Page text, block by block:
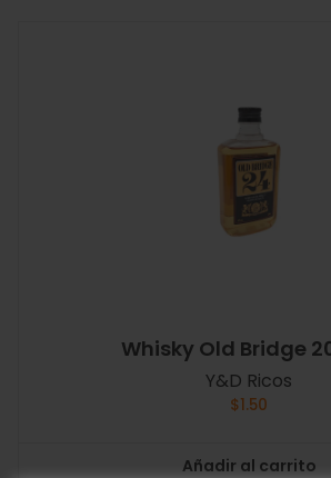
Whisky Old Bridge
Y&D Ricos
$1.50
Añadir al carrito